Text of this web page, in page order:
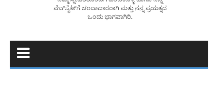
ವೆಬ್‌ಸೈಟ್‌ಗೆ ಚಂದಾದಾರರಾಗಿ ಮತ್ತು ನನ್ನ ಪ್ರಯತ್ನದ
ಒಂದು ಭಾಗವಾಗಿರಿ.